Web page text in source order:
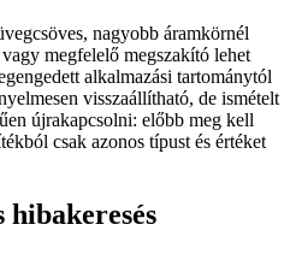
nagyobb áramkörnél
megfelelő megszakító lehet
alkalmazási tartománytól
visszaállítható, de ismételt
újrakapcsolni: előbb meg kell
csak azonos típust és értéket
hibakeresés